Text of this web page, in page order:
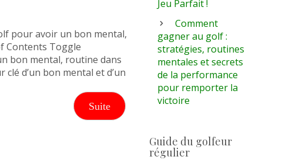
pour avoir un bon mental,
Contents Toggle
bon mental, routine dans
d’un bon mental et d’un
Suite
Jeu Parfait !
Comment
gagner au golf :
stratégies, routines
mentales et secrets
de la performance
pour remporter la
victoire
Guide du golfeur
régulier